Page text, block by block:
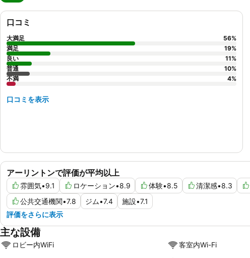
アーリントンで評価が平均以上
雰囲気•9.1 ロケーション•8.9 体験•8.5 清潔感•8.3
公共交通機関•7.8 ジム•7.4 施設•7.1
評価をさらに表示
口コミ
大満足 56%
満足
19%
良い
11%
普通
10%
不満
4%
口コミを表示
主な設備
ロビー内WiFi 客室内Wi-Fi